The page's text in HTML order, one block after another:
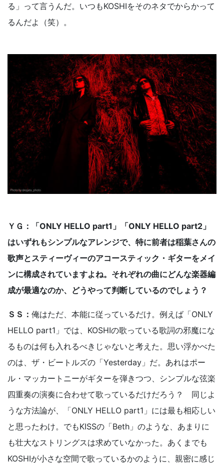
る」って言うんだ。いつもKOSHIをそのネタでからかって
るんだよ（笑）。
ＹＧ：「ONLY HELLO part1」「ONLY HELLO part2」
はいずれもシンプルなアレンジで、特に前者は稲葉さんの
歌声とスティーヴィーのアコースティック・ギターをメイ
ンに構成されていますよね。それぞれの曲にどんな楽器編
成が最適なのか、どうやって判断しているのでしょう？
ＳＳ： 俺はただ、本能に従っているだけ。例えば「ONLY
HELLO part1」では、KOSHIの歌っている歌詞の邪魔にな
るものは何も入れるべきじゃないと考えた。思い浮かべた
のは、ザ・ビートルズの「Yesterday」だ。あれはポー
ル・マッカートニーがギターを弾きつつ、シンプルな弦楽
四重奏の演奏に合わせて歌っているだけだろう？ 同じよ
うな方法論が、「ONLY HELLO part1」には最も相応しい
と思ったわけ。でもKISSの「Beth」のような、あまりに
も壮大なストリングスは求めていなかった。あくまでも
KOSHIが小さな空間で歌っているかのように、親密に感じ